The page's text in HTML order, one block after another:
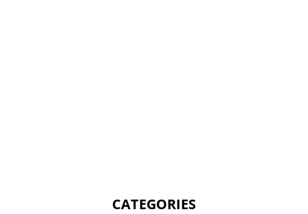
CATEGORIES